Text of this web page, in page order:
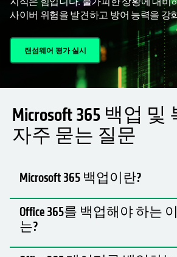
지식은 힘입니다. 불가피한 상황에 대비
사이버 위험을 발견하고 방어 능력을 강
랜섬웨어 평가 실시
Microsoft 365 백업
자주 묻는 질문
Microsoft 365 백업이란?
Office 365를 백업해야 하는
는?